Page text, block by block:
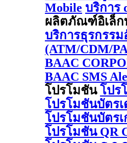
Mobile บริการ
ผลิตภัณฑ์อิเล็ก
บริการธุรกรร
(ATM/CDM/
BAAC
BAAC SMS
โปรโมชัน โปร
โปรโมชันบัตร
โปรโมชันบัตร
โปรโมชัน QR